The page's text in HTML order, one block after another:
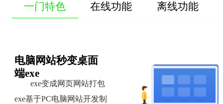
一门特色 在线功能 离线功能
电脑网站秒变桌面
端exe
exe变成网页网站打包
exe基于PC电脑网站开发制